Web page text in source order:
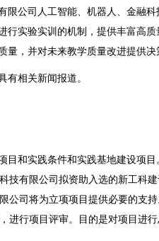
公司人工智能、机器人、金融科
行实验实训的机制，提供丰富高
量，并对未来教学质量改进提供决
相关新闻报道。
和实践条件和实践基地建设项目
有限公司拟资助入选的新工科建
司将为立项项目提供必要的支持
行项目评审。目的是对项目进行